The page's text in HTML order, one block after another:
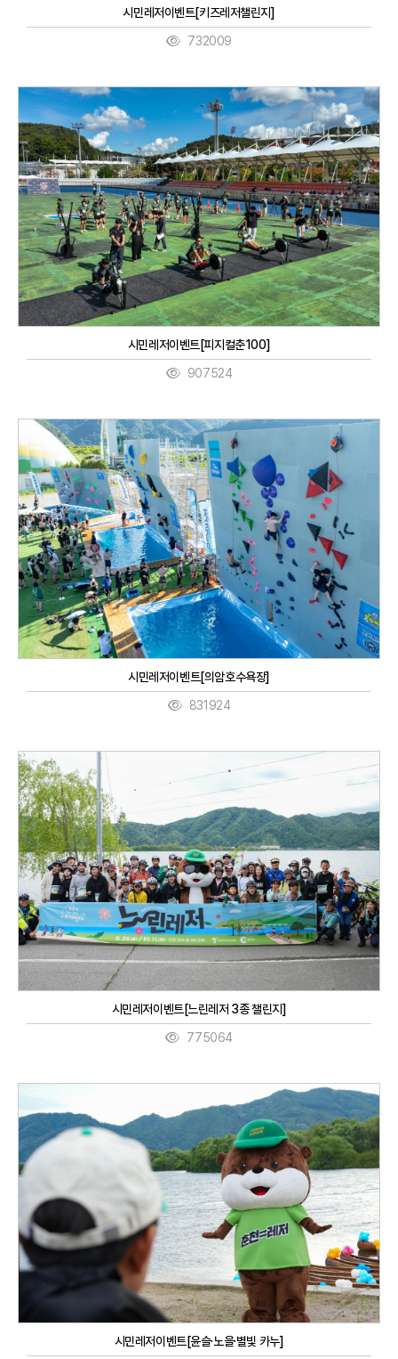
시민레저이벤트[키즈레저챌린지]
732009
시민레저이벤트[피지컬춘100]
907524
시민레저이벤트[의암호수욕장]
831924
시민레저이벤트[느린레저 3종 챌린지]
775064
시민레저이벤트[윤슬·노을·별빛 카누]